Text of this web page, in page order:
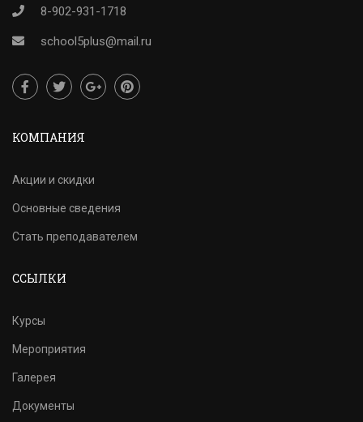
8-902-931-1718
school5plus@mail.ru
КОМПАНИЯ
Акции и скидки
Основные сведения
Стать преподавателем
ССЫЛКИ
Курсы
Мероприятия
Галерея
Документы